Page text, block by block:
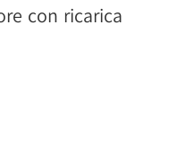
con ricarica